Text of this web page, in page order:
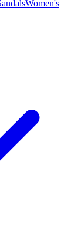
Women's